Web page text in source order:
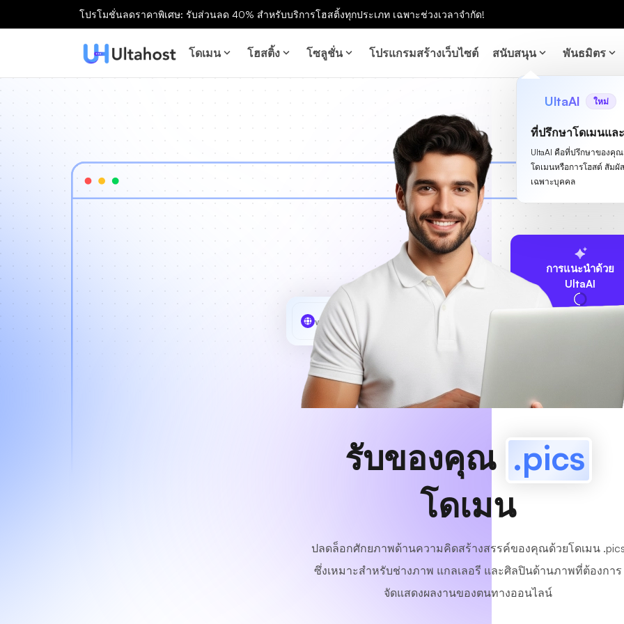
โปรโมชั่นลดราคาพิเศษ: รับส่วนลด 40% สำหรับบริการโฮสติ้งทุกประเภท เฉพาะช่วงเวลาจำกัด!
โดเมน โฮสติ้ง โซลูชั่น โปรแกรมสร้างเว็บไซต์ สนับสนุน พันธมิตร
UltaAI ใหม่
ที่ปรึกษาโดเมนแ
UltaAI คือที่ปรึกษาของคุ
โดเมนหรือการโฮสต์ สัม
เฉพาะบุคคล
การแนะนำด้วย
UltaAI
www MyCafe
รับของคุณ .pics
โดเมน
ปลดล็อกศักยภาพด้านความคิดสร้างสรรค์ของคุณด้วยโดเมน
ซึ่งเหมาะสำหรับช่างภาพ แกลเลอรี และศิลปินด้านภาพที่ต้องการ
จัดแสดงผลงานของตนทางออนไลน์